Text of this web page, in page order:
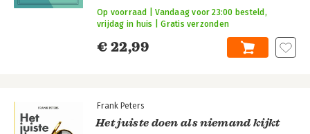
€ 22,99
Op voorraad | Vandaag voor 23:00 besteld,
vrijdag in huis | Gratis verzonden
Frank Peters
Het juiste doen als niemand kijkt